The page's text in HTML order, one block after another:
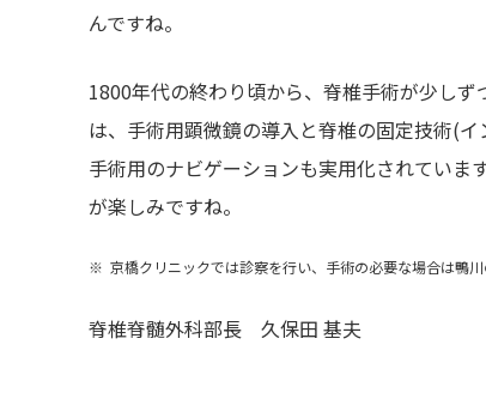
んですね。
1800年代の終わり頃から、脊椎手術が少し
は、手術用顕微鏡の導入と脊椎の固定技術(
手術用のナビゲーションも実用化されていま
が楽しみですね。
京橋クリニックでは診察を行い、手術の必要な場合は鴨川
脊椎脊髄外科部長 久保田 基夫